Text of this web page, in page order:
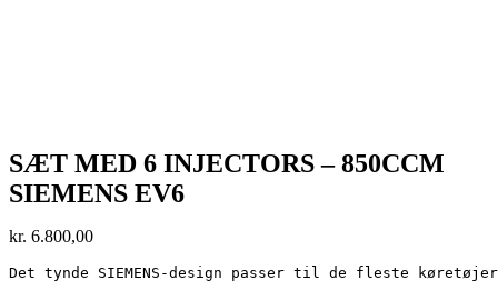
SÆT MED 6 INJECTORS – 850CCM
SIEMENS EV6
kr. 6.800,00
Det tynde SIEMENS-design passer til de fleste